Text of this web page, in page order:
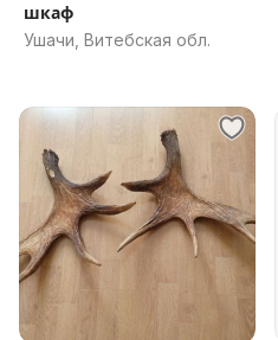
шкаф
Ушачи, Витебская обл.